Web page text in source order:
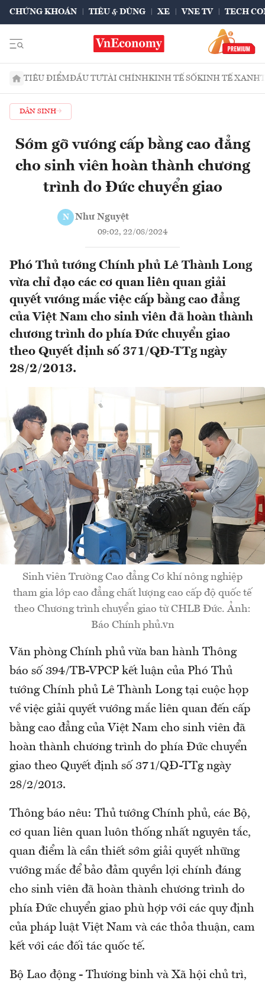
CHỨNG KHOÁN TIÊU & DÙNG XE VNE TV TECH
TIÊU ĐIỂMĐẦU TƯTÀI CHÍNHKINH TẾ SỐKINH TẾ XANH
DÂN SINH
Sớm gỡ vướng cấp bằng cao đẳng
cho sinh viên hoàn thành chương
trình do Đức chuyển giao
N Như Nguyệt
09:02, 22/08/2024
Phó Thủ tướng Chính phủ Lê Thành Long
vừa chỉ đạo các cơ quan liên quan giải
quyết vướng mắc việc cấp bằng cao đẳng
của Việt Nam cho sinh viên đã hoàn thành
chương trình do phía Đức chuyển giao
theo Quyết định số 371/QĐ-TTg ngày
28/2/2013.
Sinh viên Trường Cao đẳng Cơ khí nông nghiệp
tham gia lớp cao đẳng chất lượng cao cấp độ quốc tế
theo Chương trình chuyển giao từ CHLB Đức. Ảnh:
Báo Chính phủ.vn
Văn phòng Chính phủ vừa ban hành Thông
báo số 394/TB-VPCP kết luận của Phó Thủ
tướng Chính phủ Lê Thành Long tại cuộc họp
về việc giải quyết vướng mắc liên quan đến cấp
bằng cao đẳng của Việt Nam cho sinh viên đã
hoàn thành chương trình do phía Đức chuyển
giao theo Quyết định số 371/QĐ-TTg ngày
28/2/2013.
Thông báo nêu: Thủ tướng Chính phủ, các Bộ,
cơ quan liên quan luôn thống nhất nguyên tắc,
quan điểm là cần thiết sớm giải quyết những
vướng mắc để bảo đảm quyền lợi chính đáng
cho sinh viên đã hoàn thành chương trình do
phía Đức chuyển giao phù hợp với các quy định
của pháp luật Việt Nam và các thỏa thuận, cam
kết với các đối tác quốc tế.
Bộ Lao động - Thương binh và Xã hội chủ trì,